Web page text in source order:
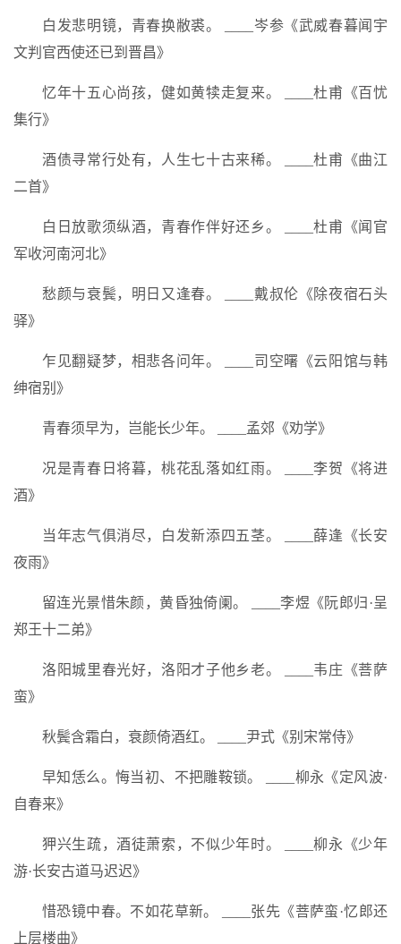
白发悲明镜，青春换敝裘。 ____岑参《武威春暮闻宇
文判官西使还已到晋昌》
忆年十五心尚孩，健如黄犊走复来。 ____杜甫《百忧
集行》
酒债寻常行处有，人生七十古来稀。 ____杜甫《曲江
二首》
白日放歌须纵酒，青春作伴好还乡。 ____杜甫《闻官
军收河南河北》
愁颜与衰鬓，明日又逢春。 ____戴叔伦《除夜宿石头
驿》
乍见翻疑梦，相悲各问年。 ____司空曙《云阳馆与韩
绅宿别》
青春须早为，岂能长少年。 ____孟郊《劝学》
况是青春日将暮，桃花乱落如红雨。 ____李贺《将进
酒》
当年志气俱消尽，白发新添四五茎。 ____薛逢《长安
夜雨》
留连光景惜朱颜，黄昏独倚阑。 ____李煜《阮郎归·呈
郑王十二弟》
洛阳城里春光好，洛阳才子他乡老。 ____韦庄《菩萨
蛮》
秋鬓含霜白，衰颜倚酒红。 ____尹式《别宋常侍》
早知恁么。悔当初、不把雕鞍锁。 ____柳永《定风波·
自春来》
狎兴生疏，酒徒萧索，不似少年时。 ____柳永《少年
游·长安古道马迟迟》
惜恐镜中春。不如花草新。 ____张先《菩萨蛮·忆郎还
上层楼曲》